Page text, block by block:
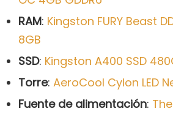
RAM: Kingston FURY Beast
8GB
SSD: Kingston A400 SSD
Torre: AeroCool Cylon LED
Fuente de alimentación: